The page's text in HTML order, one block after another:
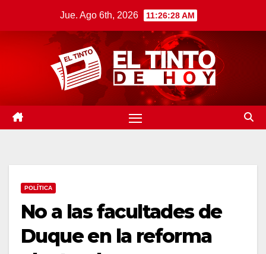
Jue. Ago 6th, 2026 11:26:29 AM
POLÍTICA
No a las facultades de
Duque en la reforma